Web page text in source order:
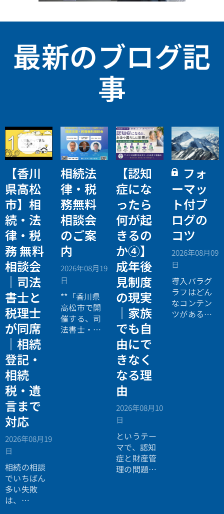
最新のブログ記
事
【香川
県高松
市】相
続・法
律・税
務 無料
相談会
｜司法
書士と
税理士
が同席
｜相続
登記・
相続
税・遺
言まで
対応
2026年08月19
日
相続の相談
でいちばん
多い失敗
は、
相続法
律・税
務無料
相談会
のご案
内
2026年08月19
日
**「香川県
高松市で開
催する、司
法書士・税
【認知
症にな
ったら
何が起
きるの
か④】
成年後
見制度
の現実
｜家族
でも自
由にで
きなく
なる理
由
2026年08月10
日
というテー
マで、認知
症と財産管
理の問題に
フォ
ーマッ
ト付ブ
ログの
コツ
2026年08月09
日
導入パラグ
ラフはどん
なコンテン
ツがあるの